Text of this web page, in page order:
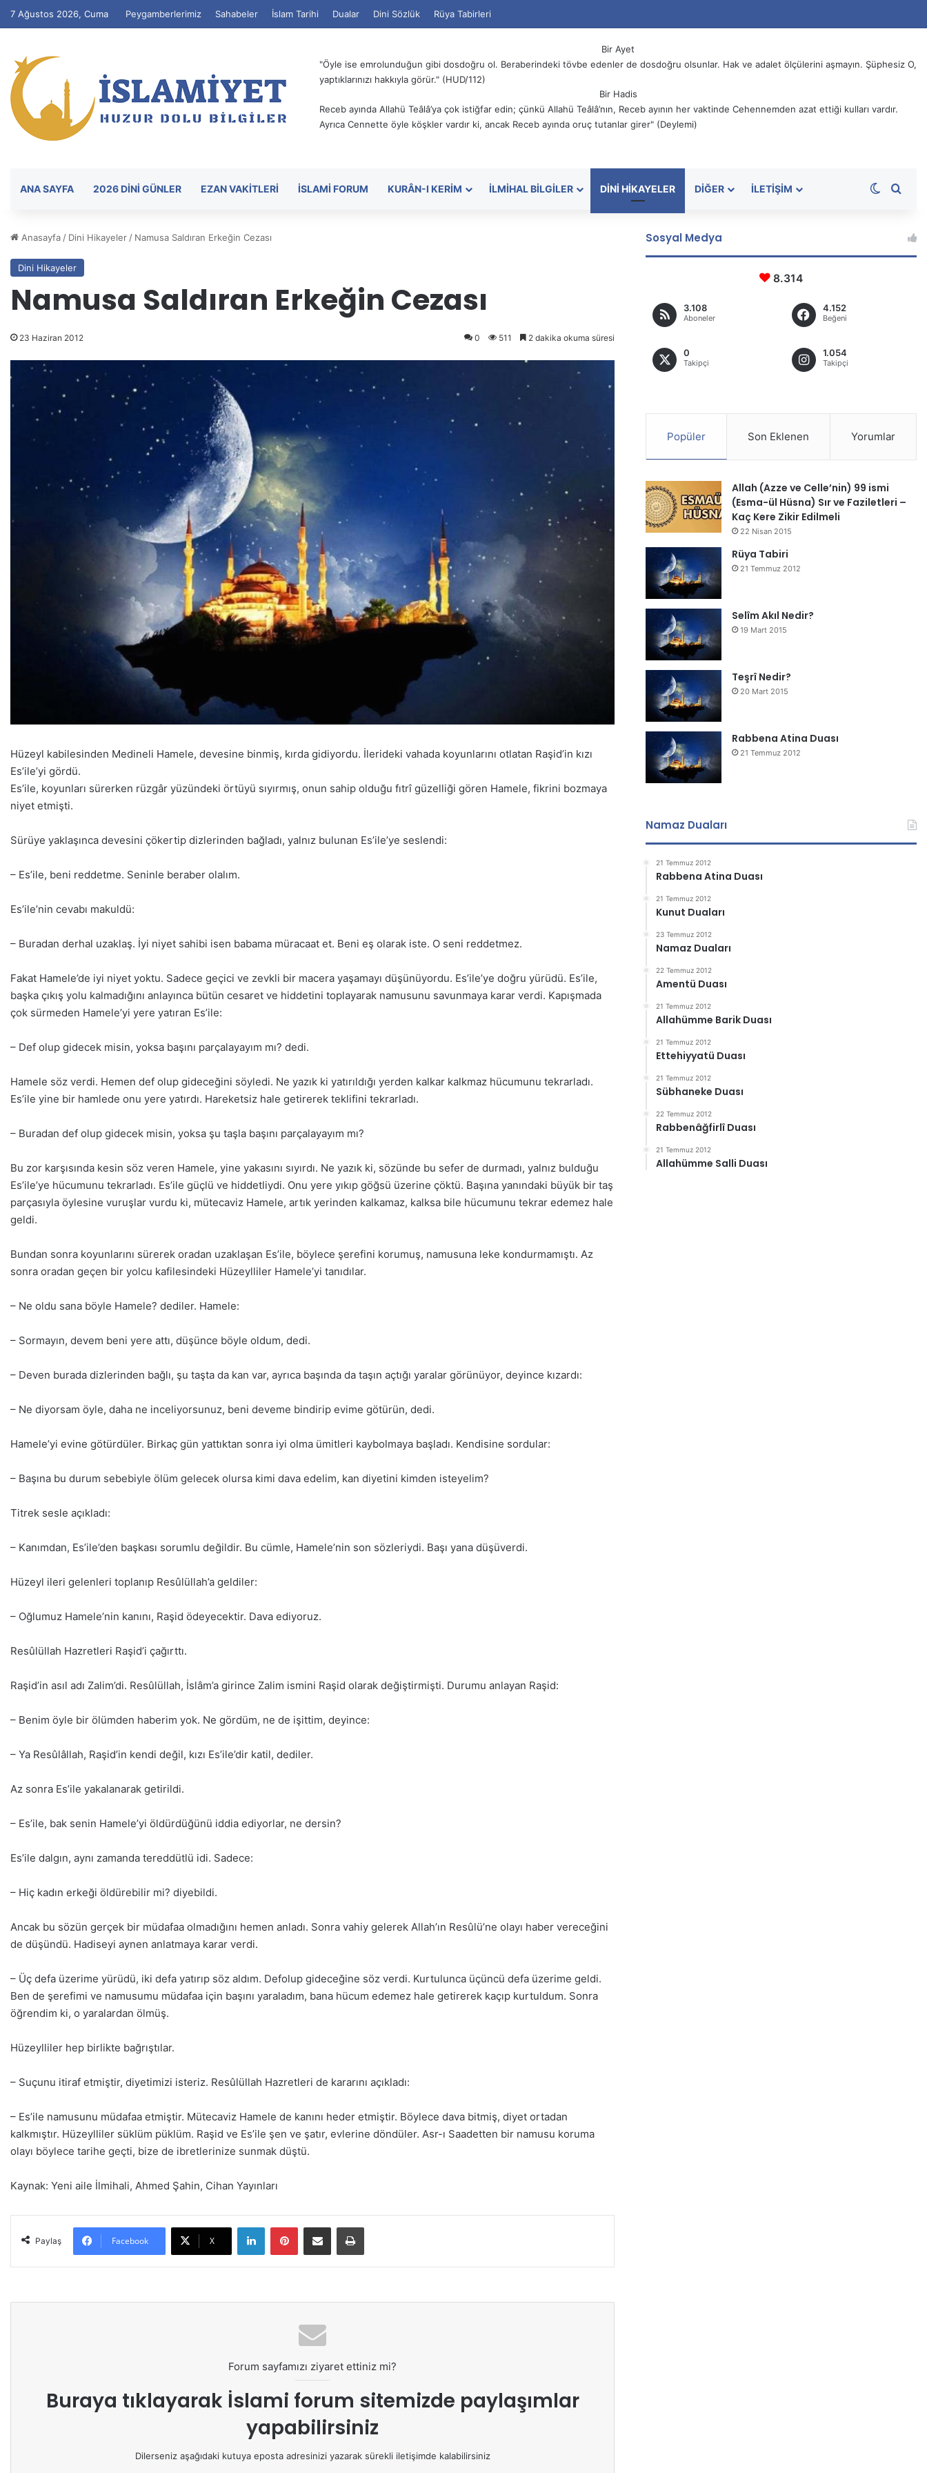
7 Ağustos 2026, Cuma Peygamberlerimiz Sahabeler İslam Tarihi Dualar Dini Sözlük Rüya Tabirleri
Bir Ayet
"Öyle ise emrolunduğun gibi dosdoğru ol. Beraberindeki tövbe edenler de dosdoğru olsunlar. Hak ve adalet ölçülerini aşmayın. Şüphesiz O,
yaptıklarınızı hakkıyla görür." (HUD/112)
Bir Hadis
Receb ayında Allahü Teâlâ’ya çok istiğfar edin; çünkü Allahü Teâlâ’nın, Receb ayının her vaktinde Cehennemden azat ettiği kulları vardır.
Ayrıca Cennette öyle köşkler vardır ki, ancak Receb ayında oruç tutanlar girer" (Deylemi)
ANA SAYFA 2026 DİNİ GÜNLER EZAN VAKITLERI İSLAMI FORUM KURÂN-I KERIM İLMIHAL BILGILER DINI HIKAYELER DIĞER İLETIŞIM Dış
Anasayfa / Dini Hikayeler / Namusa Saldıran Erkeğin Cezası
Dini Hikayeler
Namusa Saldıran Erkeğin Cezası
23 Haziran 2012 0 511 2 dakika okuma süresi
Hüzeyl kabilesinden Medineli Hamele, devesine binmiş, kırda gidiyordu. İlerideki vahada koyunlarını otlatan Raşid’in kızı
Es’ile’yi gördü.
Es’ile, koyunları sürerken rüzgâr yüzündeki örtüyü sıyırmış, onun sahip olduğu fıtrî güzelliği gören Hamele, fikrini bozmaya
niyet etmişti.
Sürüye yaklaşınca devesini çökertip dizlerinden bağladı, yalnız bulunan Es’ile’ye seslendi:
– Es’ile, beni reddetme. Seninle beraber olalım.
Es’ile’nin cevabı makuldü:
– Buradan derhal uzaklaş. İyi niyet sahibi isen babama müracaat et. Beni eş olarak iste. O seni reddetmez.
Fakat Hamele’de iyi niyet yoktu. Sadece geçici ve zevkli bir macera yaşamayı düşünüyordu. Es’ile’ye doğru yürüdü. Es’ile,
başka çıkış yolu kalmadığını anlayınca bütün cesaret ve hiddetini toplayarak namusunu savunmaya karar verdi. Kapışmada
çok sürmeden Hamele’yi yere yatıran Es’ile:
– Def olup gidecek misin, yoksa başını parçalayayım mı? dedi.
Hamele söz verdi. Hemen def olup gideceğini söyledi. Ne yazık ki yatırıldığı yerden kalkar kalkmaz hücumunu tekrarladı.
Es’ile yine bir hamlede onu yere yatırdı. Hareketsiz hale getirerek teklifini tekrarladı.
– Buradan def olup gidecek misin, yoksa şu taşla başını parçalayayım mı?
Bu zor karşısında kesin söz veren Hamele, yine yakasını sıyırdı. Ne yazık ki, sözünde bu sefer de durmadı, yalnız bulduğu
Es’ile’ye hücumunu tekrarladı. Es’ile güçlü ve hiddetliydi. Onu yere yıkıp göğsü üzerine çöktü. Başına yanındaki büyük bir taş
parçasıyla öylesine vuruşlar vurdu ki, mütecaviz Hamele, artık yerinden kalkamaz, kalksa bile hücumunu tekrar edemez hale
geldi.
Bundan sonra koyunlarını sürerek oradan uzaklaşan Es’ile, böylece şerefini korumuş, namusuna leke kondurmamıştı. Az
sonra oradan geçen bir yolcu kafilesindeki Hüzeylliler Hamele’yi tanıdılar.
– Ne oldu sana böyle Hamele? dediler. Hamele:
– Sormayın, devem beni yere attı, düşünce böyle oldum, dedi.
– Deven burada dizlerinden bağlı, şu taşta da kan var, ayrıca başında da taşın açtığı yaralar görünüyor, deyince kızardı:
– Ne diyorsam öyle, daha ne inceliyorsunuz, beni deveme bindirip evime götürün, dedi.
Hamele’yi evine götürdüler. Birkaç gün yattıktan sonra iyi olma ümitleri kaybolmaya başladı. Kendisine sordular:
– Başına bu durum sebebiyle ölüm gelecek olursa kimi dava edelim, kan diyetini kimden isteyelim?
Titrek sesle açıkladı:
– Kanımdan, Es’ile’den başkası sorumlu değildir. Bu cümle, Hamele’nin son sözleriydi. Başı yana düşüverdi.
Hüzeyl ileri gelenleri toplanıp Resûlüllah’a geldiler:
– Oğlumuz Hamele’nin kanını, Raşid ödeyecektir. Dava ediyoruz.
Resûlüllah Hazretleri Raşid’i çağırttı.
Raşid’in asıl adı Zalim’di. Resûlüllah, İslâm’a girince Zalim ismini Raşid olarak değiştirmişti. Durumu anlayan Raşid:
– Benim öyle bir ölümden haberim yok. Ne gördüm, ne de işittim, deyince:
– Ya Resûlâllah, Raşid’in kendi değil, kızı Es’ile’dir katil, dediler.
Az sonra Es’ile yakalanarak getirildi.
– Es’ile, bak senin Hamele’yi öldürdüğünü iddia ediyorlar, ne dersin?
Es’ile dalgın, aynı zamanda tereddütlü idi. Sadece:
– Hiç kadın erkeği öldürebilir mi? diyebildi.
Ancak bu sözün gerçek bir müdafaa olmadığını hemen anladı. Sonra vahiy gelerek Allah’ın Resûlü’ne olayı haber vereceğini
de düşündü. Hadiseyi aynen anlatmaya karar verdi.
– Üç defa üzerime yürüdü, iki defa yatırıp söz aldım. Defolup gideceğine söz verdi. Kurtulunca üçüncü defa üzerime geldi.
Ben de şerefimi ve namusumu müdafaa için başını yaraladım, bana hücum edemez hale getirerek kaçıp kurtuldum. Sonra
öğrendim ki, o yaralardan ölmüş.
Hüzeylliler hep birlikte bağrıştılar.
– Suçunu itiraf etmiştir, diyetimizi isteriz. Resûlüllah Hazretleri de kararını açıkladı:
– Es’ile namusunu müdafaa etmiştir. Mütecaviz Hamele de kanını heder etmiştir. Böylece dava bitmiş, diyet ortadan
kalkmıştır. Hüzeylliler süklüm püklüm. Raşid ve Es’ile şen ve şatır, evlerine döndüler. Asr-ı Saadetten bir namusu koruma
olayı böylece tarihe geçti, bize de ibretlerinize sunmak düştü.
Kaynak: Yeni aile İlmihali, Ahmed Şahin, Cihan Yayınları
Paylaş Facebook X
Forum sayfamızı ziyaret ettiniz mi?
Buraya tıklayarak İslami forum sitemizde paylaşımlar
yapabilirsiniz
Dilerseniz aşağıdaki kutuya eposta adresinizi yazarak sürekli iletişimde kalabilirsiniz
Sosyal Medya
8.314
3.108
Aboneler
4.152
Beğeni
0
Takipçi
1.054
Takipçi
Popüler Son Eklenen Yorumlar
Allah (Azze ve Celle’nin) 99 ismi
(Esma-ül Hüsna) Sır ve Faziletleri –
Kaç Kere Zikir Edilmeli
22 Nisan 2015
Rüya Tabiri
21 Temmuz 2012
Selîm Akıl Nedir?
19 Mart 2015
Teşrî Nedir?
20 Mart 2015
Rabbena Atina Duası
21 Temmuz 2012
Namaz Duaları
21 Temmuz 2012
Rabbena Atina Duası
21 Temmuz 2012
Kunut Duaları
23 Temmuz 2012
Namaz Duaları
22 Temmuz 2012
Amentü Duası
21 Temmuz 2012
Allahümme Barik Duası
21 Temmuz 2012
Ettehiyyatü Duası
21 Temmuz 2012
Sübhaneke Duası
22 Temmuz 2012
Rabbenâğfirlî Duası
21 Temmuz 2012
Allahümme Salli Duası